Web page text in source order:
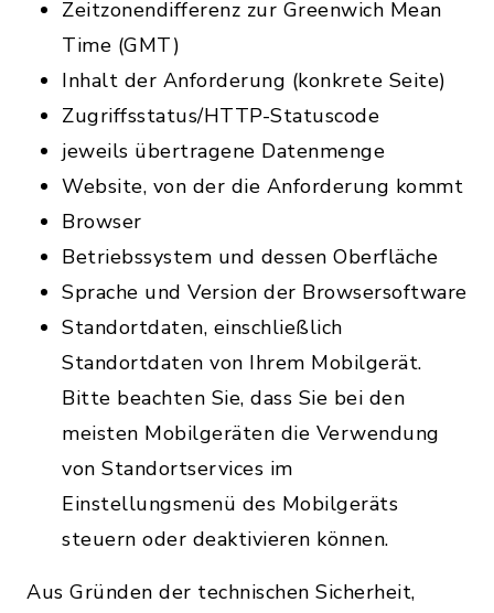
Zeitzonendifferenz zur Greenwich Mean
Time (GMT)
Inhalt der Anforderung (konkrete Seite)
Zugriffsstatus/HTTP-Statuscode
jeweils übertragene Datenmenge
Website, von der die Anforderung kommt
Browser
Betriebssystem und dessen Oberfläche
Sprache und Version der Browsersoftware
Standortdaten, einschließlich
Standortdaten von Ihrem Mobilgerät.
Bitte beachten Sie, dass Sie bei den
meisten Mobilgeräten die Verwendung
von Standortservices im
Einstellungsmenü des Mobilgeräts
steuern oder deaktivieren können.
Aus Gründen der technischen Sicherheit,